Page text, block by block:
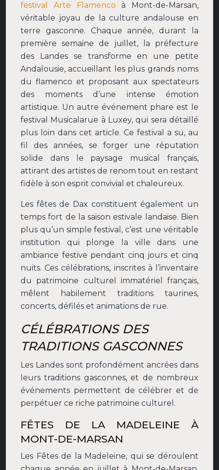
festival Arte Flamenco à Mont-de-Marsan,
véritable joyau de la culture andalouse en
terre gasconne. Chaque année, durant la
première semaine de juillet, la préfecture
des Landes se transforme en une petite
Andalousie, accueillant les plus grands noms
du flamenco et proposant aux spectateurs
des moments d’une intense émotion
artistique. Un autre événement phare est le
festival Musicalarue à Luxey, qui sera détaillé
plus loin dans cet article. Ce festival a su, au
fil des années, se forger une réputation
solide dans le paysage musical français,
attirant des artistes de renom tout en restant
fidèle à son esprit convivial et chaleureux.
Les fêtes de Dax constituent également un
temps fort de la saison estivale landaise. Bien
plus qu’un simple festival, c’est une véritable
institution qui plonge la ville dans une
ambiance festive pendant cinq jours et cinq
nuits. Ces célébrations, inscrites à l’inventaire
du patrimoine culturel immatériel français,
mêlent habilement traditions taurines,
concerts, défilés et animations de rue.
CÉLÉBRATIONS DES
TRADITIONS GASCONNES
Les Landes sont profondément ancrées dans
leurs traditions gasconnes, et de nombreux
événements permettent de célébrer et de
perpétuer ce riche patrimoine culturel.
FÊTES DE LA MADELEINE À
MONT-DE-MARSAN
Les Fêtes de la Madeleine, qui se déroulent